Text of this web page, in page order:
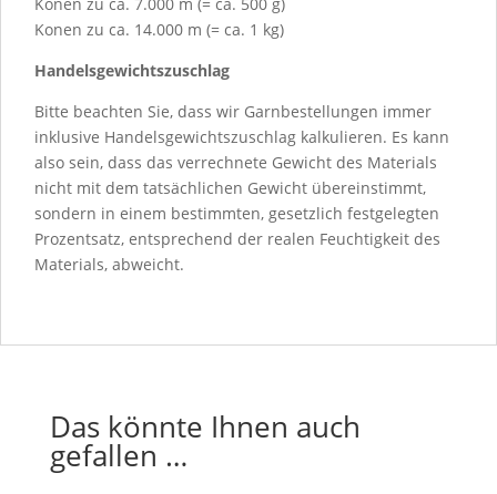
Konen zu ca. 14.000 m (= ca. 1 kg)
Handelsgewichtszuschlag
Bitte beachten Sie, dass wir Garnbestellungen immer
inklusive Handelsgewichtszuschlag kalkulieren. Es kann
also sein, dass das verrechnete Gewicht des Materials
nicht mit dem tatsächlichen Gewicht übereinstimmt,
sondern in einem bestimmten, gesetzlich festgelegten
Prozentsatz, entsprechend der realen Feuchtigkeit des
Materials, abweicht.
Das könnte Ihnen auch
gefallen …